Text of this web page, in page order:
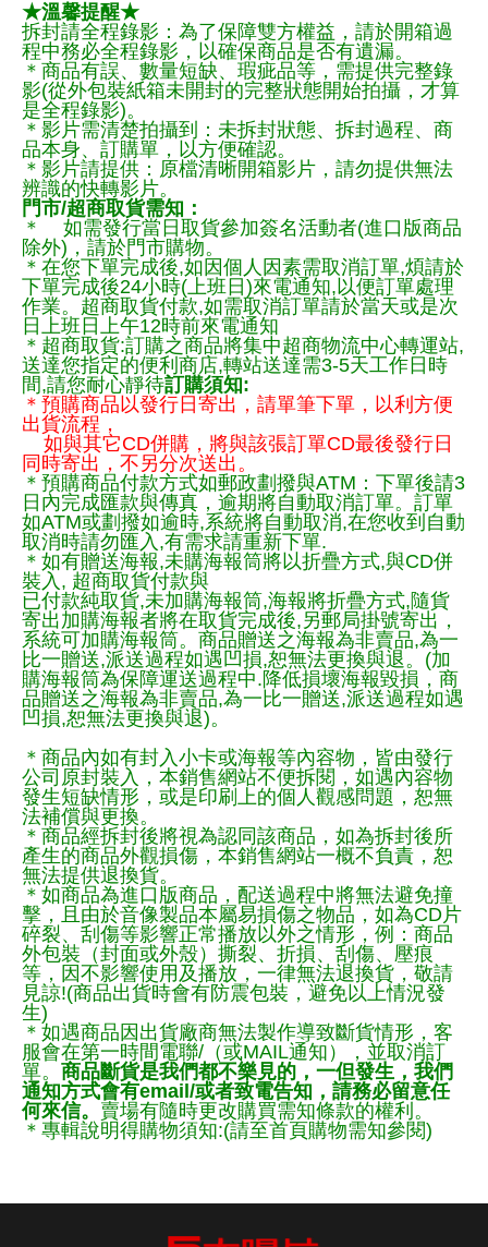
★溫馨提醒★
拆封請全程錄影：為了保障雙方權益，請於開箱過
程中務必全程錄影，以確保商品是否有遺漏。
＊商品有誤、數量短缺、瑕疵品等，需提供完整錄
影(從外包裝紙箱未開封的完整狀態開始拍攝，才算
是全程錄影)。
＊影片需清楚拍攝到：未拆封狀態、拆封過程、商
品本身、訂購單，以方便確認。
＊影片請提供：原檔清晰開箱影片，請勿提供無法
辨識的快轉影片。
門市/超商取貨需知：
＊ 如需發行當日取貨參加簽名活動者(進口版商品
除外)，請於門市購物。
＊在您下單完成後,如因個人因素需取消訂單,煩請於
下單完成後24小時(上班日)來電通知,以便訂單處理
作業。超商取貨付款,如需取消訂單請於當天或是次
日上班日上午12時前來電通知
＊超商取貨:訂購之商品將集中超商物流中心轉運站,
送達您指定的便利商店,轉站送達需3-5天工作日時
間,請您耐心靜待訂購須知:
＊預購商品以發行日寄出，請單筆下單，以利方便
出貨流程，
如與其它CD併購，將與該張訂單CD最後發行日
同時寄出，不另分次送出。
＊預購商品付款方式如郵政劃撥與ATM：下單後請3
日內完成匯款與傳真，逾期將自動取消訂單。訂單
如ATM或劃撥如逾時,系統將自動取消,在您收到自動
取消時請勿匯入,有需求請重新下單.
＊如有贈送海報,未購海報筒將以折疊方式,與CD併
裝入, 超商取貨付款與
已付款純取貨,未加購海報筒,海報將折疊方式,隨貨
寄出加購海報者將在取貨完成後,另郵局掛號寄出，
系統可加購海報筒。商品贈送之海報為非賣品,為一
比一贈送,派送過程如遇凹損,恕無法更換與退。(加
購海報筒為保障運送過程中.降低損壞海報毀損，商
品贈送之海報為非賣品,為一比一贈送,派送過程如遇
凹損,恕無法更換與退)。
＊商品內如有封入小卡或海報等內容物，皆由發行
公司原封裝入，本銷售網站不便拆閱，如遇內容物
發生短缺情形，或是印刷上的個人觀感問題，恕無
法補償與更換。
＊商品經拆封後將視為認同該商品，如為拆封後所
產生的商品外觀損傷，本銷售網站一概不負責，恕
無法提供退換貨。
＊如商品為進口版商品，配送過程中將無法避免撞
擊，且由於音像製品本屬易損傷之物品，如為CD片
碎裂、刮傷等影響正常播放以外之情形，例：商品
外包裝（封面或外殼）撕裂、折損、刮傷、壓痕
等，因不影響使用及播放，一律無法退換貨，敬請
見諒!(商品出貨時會有防震包裝，避免以上情況發
生)
＊如遇商品因出貨廠商無法製作導致斷貨情形，客
服會在第一時間電聯/（或MAIL通知），並取消訂
單。 商品斷貨是我們都不樂見的，一但發生，我們
通知方式會有email/或者致電告知，請務必留意任
何來信。 賣場有隨時更改購買需知條款的權利。
＊專輯說明得購物須知:(請至首頁購物需知參閱)